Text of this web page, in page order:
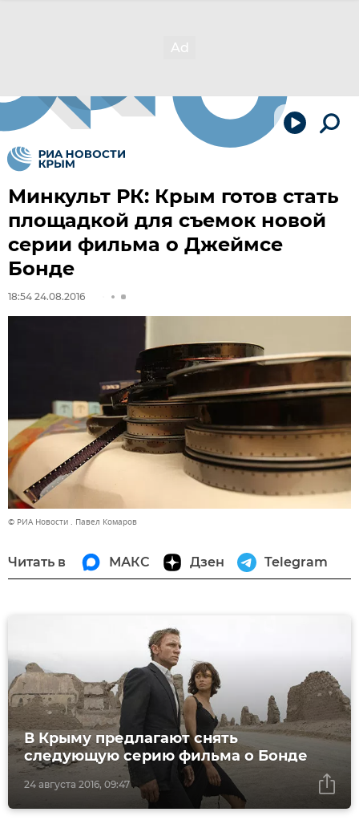
Минкульт РК: Крым готов стать
площадкой для съемок новой
серии фильма о Джеймсе
Бонде
18:54 24.08.2016
© РИА Новости . Павел Комаров
Читать в МАКС Дзен Telegram
24 августа 2016, 09:47
В Крыму предлагают снять
следующую серию фильма о Бонде